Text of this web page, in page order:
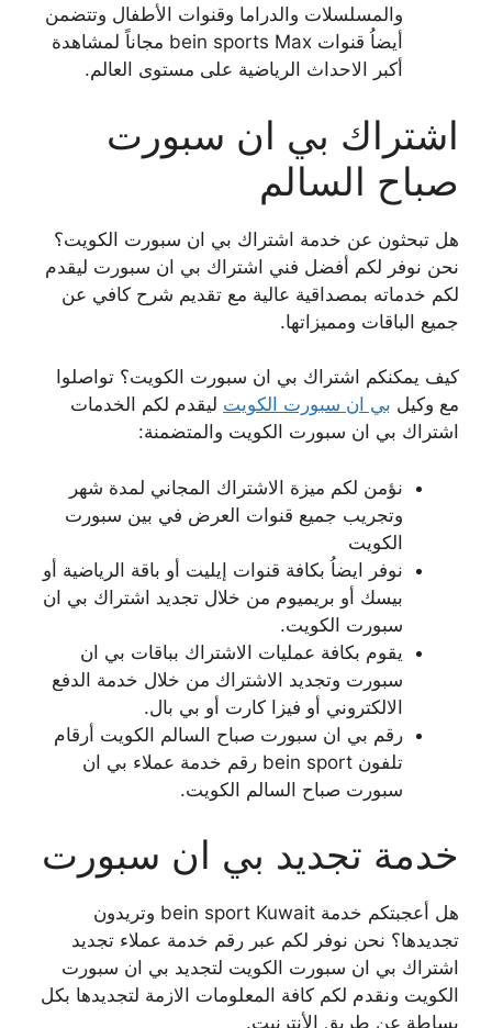
والمسلسلات والدراما وقنوات الأطفال وتتضمن
أيضاُ قنوات bein sports Max مجاناً لمشاهدة
أكبر الاحداث الرياضية على مستوى العالم.
اشتراك بي ان سبورت
صباح السالم
هل تبحثون عن خدمة اشتراك بي ان سبورت الكويت؟
نحن نوفر لكم أفضل فني اشتراك بي ان سبورت ليقدم
لكم خدماته بمصداقية عالية مع تقديم شرح كافي عن
جميع الباقات ومميزاتها.
كيف يمكنكم اشتراك بي ان سبورت الكويت؟ تواصلوا
مع وكيل بي ان سبورت الكويت ليقدم لكم الخدمات
اشتراك بي ان سبورت الكويت والمتضمنة:
نؤمن لكم ميزة الاشتراك المجاني لمدة شهر
وتجريب جميع قنوات العرض في بين سبورت
الكويت
نوفر ايضاُ بكافة قنوات إيليت أو باقة الرياضية أو
بيسك أو بريميوم من خلال تجديد اشتراك بي ان
سبورت الكويت.
يقوم بكافة عمليات الاشتراك بباقات بي ان
سبورت وتجديد الاشتراك من خلال خدمة الدفع
الالكتروني أو فيزا كارت أو بي بال.
رقم بي ان سبورت صباح السالم الكويت أرقام
تلفون bein sport رقم خدمة عملاء بي ان
سبورت صباح السالم الكويت.
خدمة تجديد بي ان سبورت
هل أعجبتكم خدمة bein sport Kuwait وتريدون
تجديدها؟ نحن نوفر لكم عبر رقم خدمة عملاء تجديد
اشتراك بي ان سبورت الكويت لتجديد بي ان سبورت
الكويت ونقدم لكم كافة المعلومات الازمة لتجديدها بكل
بساطة عن طريق الأنترنيت.